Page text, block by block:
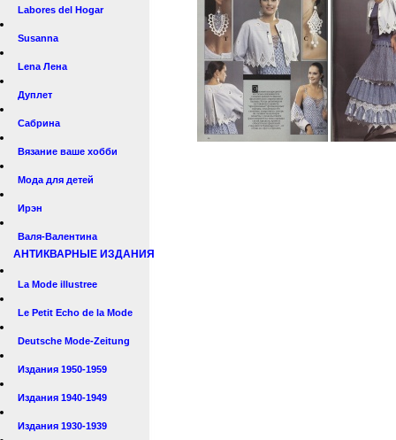
Labores del Hogar
Susanna
Lena Лена
Дуплет
Сабрина
Вязание ваше хобби
Мода для детей
Ирэн
Валя-Валентина
АНТИКВАРНЫЕ ИЗДАНИЯ
La Mode illustree
Le Petit Echo de la Mode
Deutsche Mode-Zeitung
Издания 1950-1959
Издания 1940-1949
Издания 1930-1939